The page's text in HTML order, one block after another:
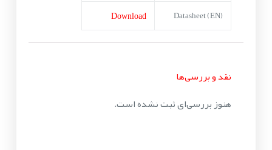
Datasheet (EN)
Download
نقد و بررسی‌ها
هنوز بررسی‌ای ثبت نشده است.